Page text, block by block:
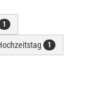
1
1